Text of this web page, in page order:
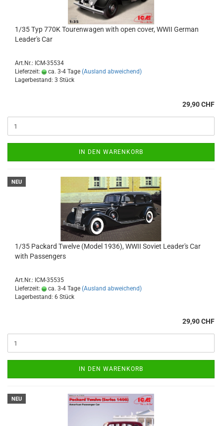
1/35 Typ 770K Tourenwagen with open cover, WWII German
Leader's Car
Art.Nr.: ICM-35534
Lieferzeit:
ca. 3-4 Tage (Ausland abweichend)
Lagerbestand: 3 Stück
29,90 CHF
IN DEN WARENKORB
NEU
1/35 Packard Twelve (Model 1936), WWII Soviet Leader's Car
with Passengers
Art.Nr.: ICM-35535
Lieferzeit:
ca. 3-4 Tage (Ausland abweichend)
Lagerbestand: 6 Stück
29,90 CHF
IN DEN WARENKORB
NEU